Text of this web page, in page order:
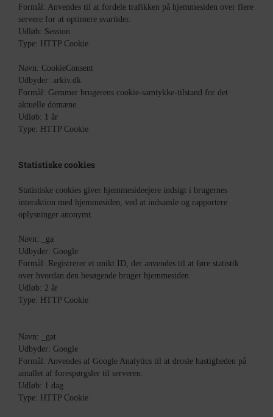
Formål: Anvendes til at fordele trafikken på hjemmesiden over flere
servere for at optimere svartider.
Udløb: Session
Type: HTTP Cookie
Navn: CookieConsent
Udbyder: arkiv.dk
Formål: Gemmer brugerens cookie-samtykke-tilstand for det
aktuelle domæne.
Udløb: 1 år
Type: HTTP Cookie
Statistiske cookies
Statistiske cookies giver hjemmesideejere indsigt i brugernes
interaktion med hjemmesiden, ved at indsamle og rapportere
oplysninger anonymt.
Navn: _ga
Udbyder: Google
Formål: Registrerer et unikt ID, der anvendes til at føre statistik
over hvordan den besøgende bruger hjemmesiden.
Udløb: 2 år
Type: HTTP Cookie
Navn: _gat
Udbyder: Google
Formål: Anvendes af Google Analytics til at drosle hastigheden på
antallet af forespørgsler til serveren.
Udløb: 1 dag
Type: HTTP Cookie